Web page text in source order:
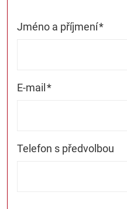
Jméno a příjmení*
E-mail*
Telefon s předvolbou